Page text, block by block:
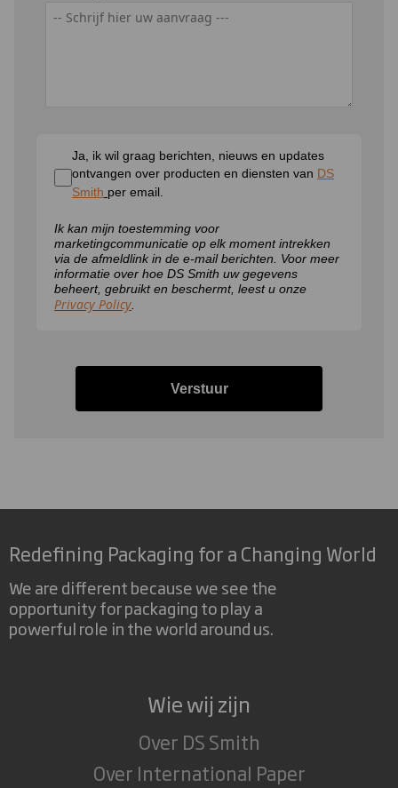
Ja, ik wil graag berichten, nieuws en updates
ontvangen over producten en diensten van DS
Smith per email.
Ik kan mijn toestemming voor
marketingcommunicatie op elk moment intrekken
via de afmeldlink in de e-mail berichten. Voor meer
informatie over hoe DS Smith uw gegevens
beheert, gebruikt en beschermt, leest u onze
Privacy Policy
Verstuur
Redefining Packaging for a Changing World
We are different because we see the
opportunity for packaging to play a
powerful role in the world around us.
Wie wij zijn
Over DS Smith
Over International Paper